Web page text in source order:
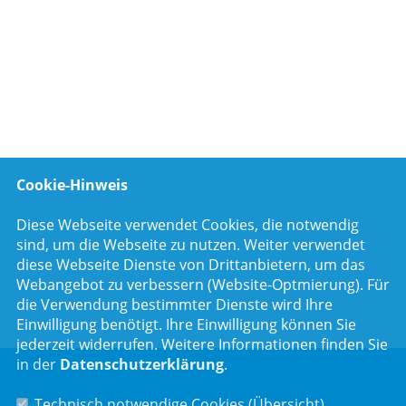
Cookie-Hinweis
Diese Webseite verwendet Cookies, die notwendig
sind, um die Webseite zu nutzen. Weiter verwendet
diese Webseite Dienste von Drittanbietern, um das
Webangebot zu verbessern (Website-Optmierung). Für
die Verwendung bestimmter Dienste wird Ihre
Einwilligung benötigt. Ihre Einwilligung können Sie
jederzeit widerrufen. Weitere Informationen finden Sie
in der Datenschutzerklärung.